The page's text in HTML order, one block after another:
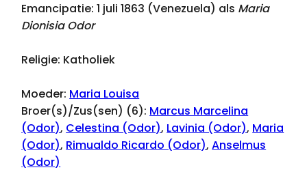
Emancipatie: 1 juli 1863 (Venezuela) als Maria
Dionisia Odor
Religie: Katholiek
Moeder: Maria Louisa
Broer(s)/Zus(sen) (6): Marcus Marcelina
(Odor), Celestina (Odor), Lavinia (Odor), Maria
(Odor), Rimualdo Ricardo (Odor),Anselmus
(Odor)